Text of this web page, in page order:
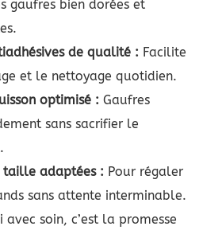
gaufres bien dorées et
de qualité : Facilite
et le nettoyage quotidien.
optimisé : Gaufres
sans sacrifier le
taille adaptées : Pour régaler
sans attente interminable.
avec soin, c’est la promesse